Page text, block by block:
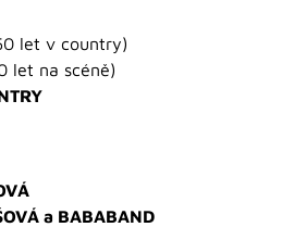
let v country)
let na scéně)
a BABABAND